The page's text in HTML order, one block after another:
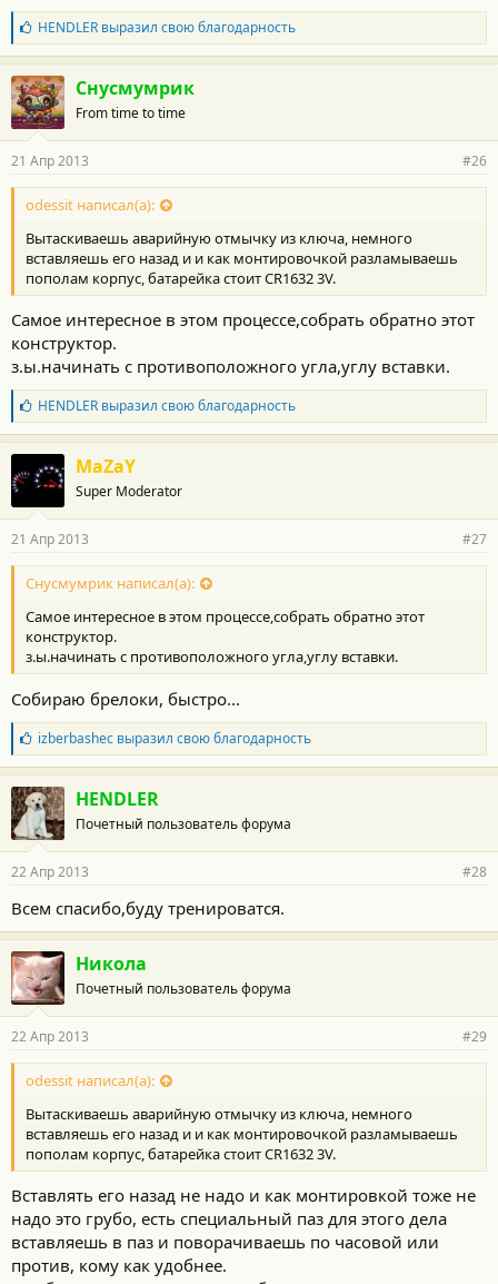
Б
л
а
г
о
д
а
н
о
с
и
:
HENDLERвыразил свою благодарность
Снусмумрик
From time to time
21 Апр 2013 #26
odessit написал(а):
Вытаскиваешь аварийную отмычку из ключа, немного
вставляешь его назад и и как монтировочкой разламываешь
пополам корпус, батарейка стоит CR1632 3V.
Самое интересное в этом процессе,собрать обратно этот
конструктор.
з.ы.начинать с противоположного угла,углу вставки.
Б
л
а
г
о
д
а
н
о
с
и
:
HENDLERвыразил свою благодарность
MaZaY
Super Moderator
21 Апр 2013 #27
Снусмумрик написал(а):
Самое интересное в этом процессе,собрать обратно этот
конструктор.
з.ы.начинать с противоположного угла,углу вставки.
Собираю брелоки, быстро...
Б
л
а
г
о
д
а
н
с
т
и
:
izberbashecвыразил свою благодарность
HENDLER
Почетный пользователь форума
22 Апр 2013 #28
Всем спасибо,буду тренироватся.
Никола
Почетный пользователь форума
22 Апр 2013 #29
odessit написал(а):
Вытаскиваешь аварийную отмычку из ключа, немного
вставляешь его назад и и как монтировочкой разламываешь
пополам корпус, батарейка стоит CR1632 3V.
Вставлять его назад не надо и как монтировкой тоже не
надо это грубо, есть специальный паз для этого дела
вставляешь в паз и поворачиваешь по часовой или
против, кому как удобнее.